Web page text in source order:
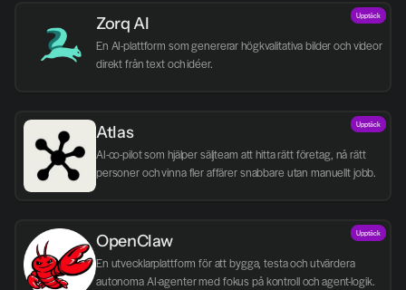
Zorq AI
En AI-plattform som genererar högkvalitativa bilder och videor
direkt från text och idéer.
Upptäck
Atlas
AI-co-pilot som hjälper säljteam att hitta rätt företag, nå rätt
personer och vinna fler affärer snabbare utan manuellt jobb.
Upptäck
OpenClaw
En utvecklarplattform för att bygga, testa och utvärdera
autonoma AI-agenter med fokus på kontroll och agent-logik.
Upptäck